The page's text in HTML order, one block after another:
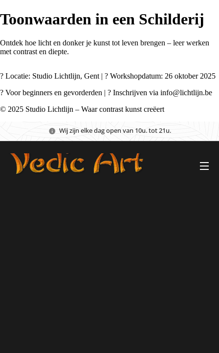
Toonwaarden in een Schilderij
Ontdek hoe licht en donker je kunst tot leven brengen – leer werken
met contrast en diepte.
? Locatie: Studio Lichtlijn, Gent | ?️ Workshopdatum: 26 oktober 2025
? Voor beginners en gevorderden | ? Inschrijven via info@lichtlijn.be
© 2025 Studio Lichtlijn – Waar contrast kunst creëert
Wij zijn elke dag open van 10u. tot 21u.